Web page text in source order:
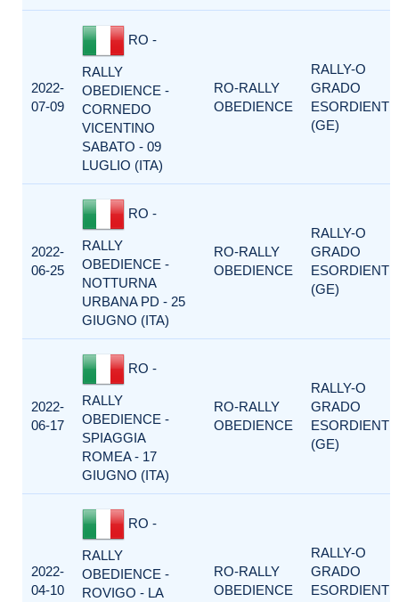
2022-
07-09
RO -
RALLY
OBEDIENCE -
CORNEDO
VICENTINO
SABATO - 09
LUGLIO (ITA)
RO-RALLY
OBEDIENCE
RALLY-O
GRADO
ESORDIENTI
(GE)
2022-
06-25
RO -
RALLY
OBEDIENCE -
NOTTURNA
URBANA PD - 25
GIUGNO (ITA)
RO-RALLY
OBEDIENCE
RALLY-O
GRADO
ESORDIENTI
(GE)
2022-
06-17
RO -
RALLY
OBEDIENCE -
SPIAGGIA
ROMEA - 17
GIUGNO (ITA)
RO-RALLY
OBEDIENCE
RALLY-O
GRADO
ESORDIENTI
(GE)
2022-
04-10
RO -
RALLY
OBEDIENCE -
ROVIGO - LA
RO-RALLY
OBEDIENCE
RALLY-O
GRADO
ESORDIENTI